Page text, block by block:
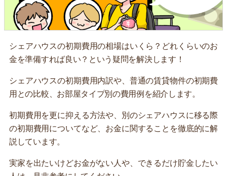
シェアハウスの初期費用の相場はいくら？どれくらいのお
金を準備すれば良い？という疑問を解決します！
シェアハウスの初期費用内訳や、普通の賃貸物件の初期費
用との比較、お部屋タイプ別の費用例を紹介します。
初期費用を更に抑える方法や、別のシェアハウスに移る際
の初期費用についてなど、お金に関することを徹底的に解
説しています。
実家を出たいけどお金がない人や、できるだけ貯金したい